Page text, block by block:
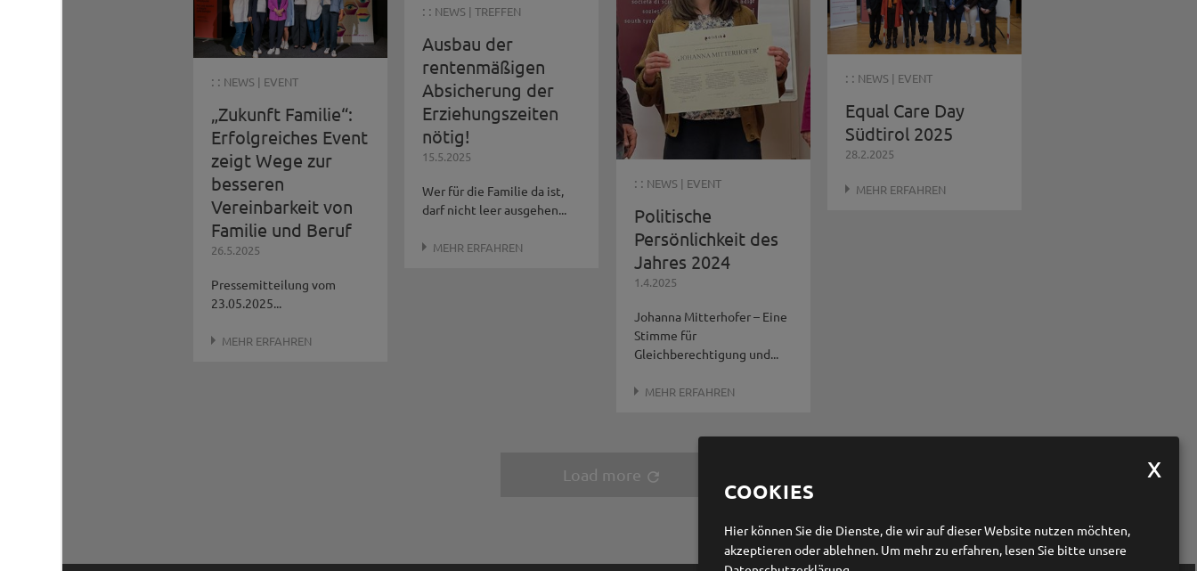
: : NEWS | EVENT
„Zukunft Familie“:
Erfolgreiches Event
zeigt Wege zur
besseren
Vereinbarkeit von
Familie und Beruf
26.5.2025
Pressemitteilung vom
23.05.2025...
MEHR ERFAHREN
: : NEWS | TREFFEN
Ausbau der
rentenmäßigen
Absicherung der
Erziehungszeiten
nötig!
15.5.2025
Wer für die Familie da ist,
darf nicht leer ausgehen...
MEHR ERFAHREN
: : NEWS | EVENT
Politische
Persönlichkeit des
Jahres 2024
1.4.2025
Johanna Mitterhofer – Eine
Stimme für
Gleichberechtigung und...
MEHR ERFAHREN
: : NEWS | EVENT
Equal Care Day
Südtirol 2025
28.2.2025
MEHR ERFAHREN
Load more refresh
COOKIES
Hier können Sie die Dienste, die wir auf dieser Website nutzen möchten,
akzeptieren oder ablehnen. Um mehr zu erfahren, lesen Sie bitte unsere